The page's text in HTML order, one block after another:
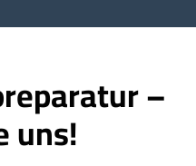
–
uns!